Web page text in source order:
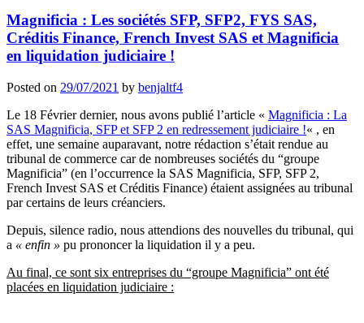
Magnificia : Les sociétés SFP, SFP2, FYS SAS,
Créditis Finance, French Invest SAS et Magnificia
en liquidation judiciaire !
Posted on 29/07/2021 by benjaltf4
Le 18 Février dernier, nous avons publié l’article « Magnificia : La
SAS Magnificia, SFP et SFP 2 en redressement judiciaire !« , en
effet, une semaine auparavant, notre rédaction s’était rendue au
tribunal de commerce car de nombreuses sociétés du “groupe
Magnificia” (en l’occurrence la SAS Magnificia, SFP, SFP 2,
French Invest SAS et Créditis Finance) étaient assignées au tribunal
par certains de leurs créanciers.
Depuis, silence radio, nous attendions des nouvelles du tribunal, qui
a « enfin » pu prononcer la liquidation il y a peu.
Au final, ce sont six entreprises du “groupe Magnificia” ont été
placées en liquidation judiciaire :